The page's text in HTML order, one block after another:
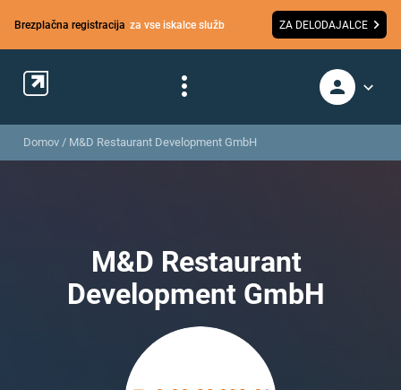
Brezplačna registracija za vse iskalce služb ZA DELODAJALCE
Domov / M&D Restaurant Development GmbH
M&D Restaurant
Development GmbH